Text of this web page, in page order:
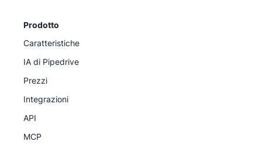
Prodotto
Caratteristiche
IA di Pipedrive
Prezzi
Integrazioni
API
MCP